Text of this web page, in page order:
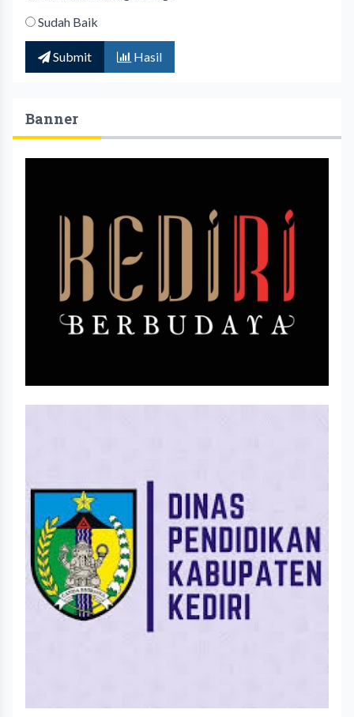
Sudah Baik
Submit Hasil
Banner